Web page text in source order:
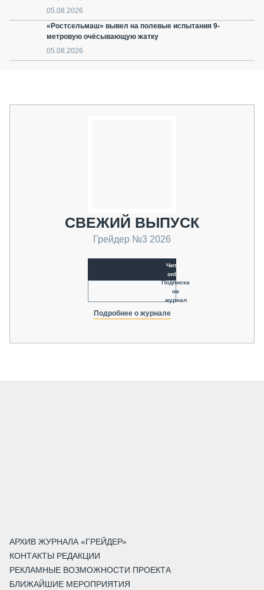
05.08.2026
«Ростсельмаш» вывел на полевые испытания 9-
метровую очёсывающую жатку
05.08.2026
СВЕЖИЙ ВЫПУСК
Грейдер №3 2026
Читать
online
Подписка
на
журнал
Подробнее о журнале
АРХИВ ЖУРНАЛА «ГРЕЙДЕР»
КОНТАКТЫ РЕДАКЦИИ
РЕКЛАМНЫЕ ВОЗМОЖНОСТИ ПРОЕКТА
БЛИЖАЙШИЕ МЕРОПРИЯТИЯ